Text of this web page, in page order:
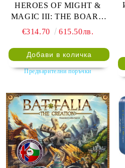
HEROES OF MIGHT &
MAGIC III: THE BOARD
GAME + RAMPART +
FACTION UNITS +
BATTLEFIELD
€314.70 615.50лв.
Предварителни поръчки